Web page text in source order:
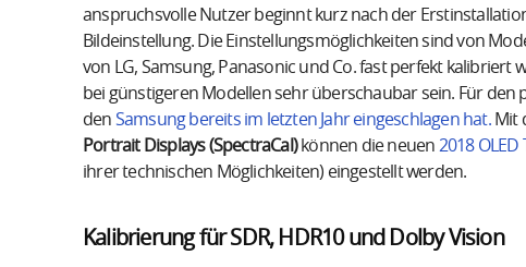
anspruchsvolle Nutzer beginnt kurz nach der
Bildeinstellung. Die Einstellungsmöglichkeiten sind von
von LG, Samsung, Panasonic und Co. fast perfekt kalibriert
bei günstigeren Modellen sehr überschaubar sein. Für den
den Samsung bereits im letzten Jahr eingeschlagen hat.Mit
Portrait Displays (SpectraCal)können die neuen 2018 OLED
ihrer technischen Möglichkeiten) eingestellt werden.
Kalibrierung für SDR, HDR10 und Dolby Vision